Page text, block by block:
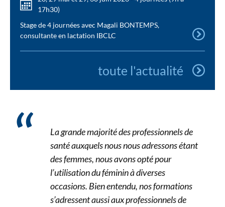
17h30)
Stage de 4 journées avec Magali BONTEMPS,
consultante en lactation IBCLC
toute l'actualité
La grande majorité des professionnels de
santé auxquels nous nous adressons étant
des femmes, nous avons opté pour
l’utilisation du féminin à diverses
occasions. Bien entendu, nos formations
s’adressent aussi aux professionnels de